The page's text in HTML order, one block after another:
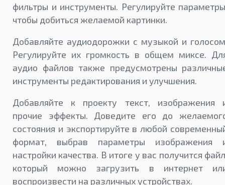
фильтры и инструменты. Регулируйте
чтобы добиться желаемой картинки.
Добавляйте аудиодорожки с музыкой и
Регулируйте их громкость в общем миксе.
аудио файлов также предусмотрены
инструменты редактирования и улучшения.
Добавляйте к проекту текст, изображения
прочие эффекты. Доведите его до
состояния и экспортируйте в любой
формат, выбрав параметры изображения
настройки качества. В итоге у вас получится
который можно загрузить в интернет
воспроизвести на различных устройствах.